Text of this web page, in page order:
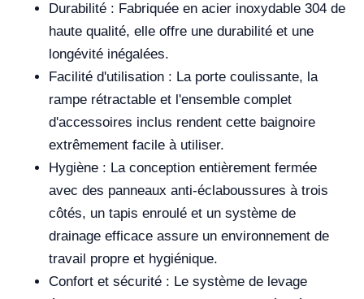
Durabilité : Fabriquée en acier inoxydable 304 de
haute qualité, elle offre une durabilité et une
longévité inégalées.
Facilité d'utilisation : La porte coulissante, la
rampe rétractable et l'ensemble complet
d'accessoires inclus rendent cette baignoire
extrêmement facile à utiliser.
Hygiène : La conception entièrement fermée
avec des panneaux anti-éclaboussures à trois
côtés, un tapis enroulé et un système de
drainage efficace assure un environnement de
travail propre et hygiénique.
Confort et sécurité : Le système de levage